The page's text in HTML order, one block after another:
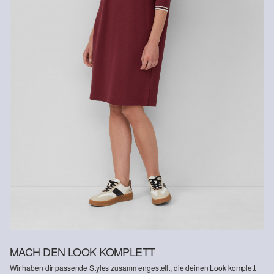
MACH DEN LOOK KOMPLETT
Wir haben dir passende Styles zusammengestellt, die deinen Look komplett